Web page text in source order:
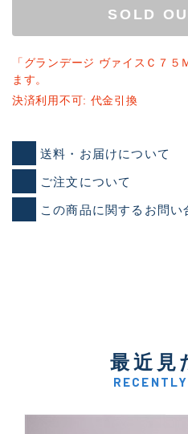
SOLD
「グランデージ ヴァイスＣ７
ます。
決済利用不可: 代金引換
送料・お届けについて
ご注文について
この商品に関するお問い
最近見